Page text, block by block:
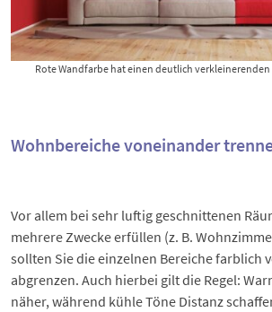
Rote Wandfarbe hat einen deutlich
Wohnbereiche voneinander
Vor allem bei sehr luftig geschnittenen
mehrere Zwecke erfüllen (z. B.
sollten Sie die einzelnen Bereiche farblich
abgrenzen. Auch hierbei gilt die Regel:
näher, während kühle Töne Distanz